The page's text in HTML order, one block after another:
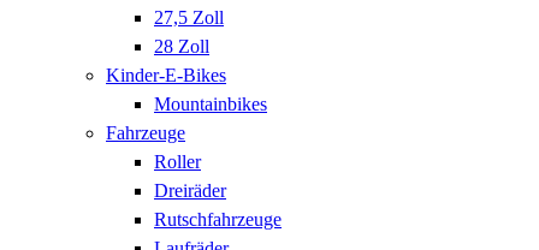
27,5 Zoll
28 Zoll
Kinder-E-Bikes
Mountainbikes
Fahrzeuge
Roller
Dreiräder
Rutschfahrzeuge